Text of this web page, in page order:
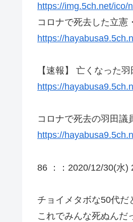
https://img.5ch.net/ico/
コロナで死去した立憲
https://
【速報】 亡くなった
https://
コロナで死去の羽田議
https://
86 ： ：2020/12/30(水
チョイメタボな50代だ
これでみんな死ぬんだ